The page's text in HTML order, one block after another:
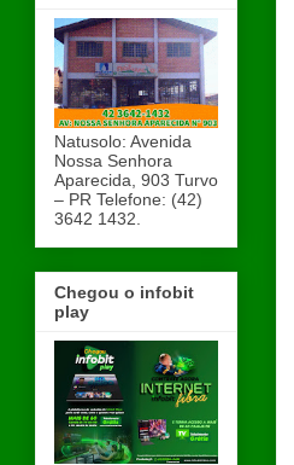
Natusolo: Avenida
Nossa Senhora
Aparecida, 903 Turvo
– PR Telefone: (42)
3642 1432.
Chegou o infobit
play